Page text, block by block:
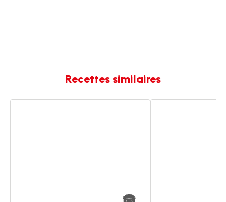
Recettes similaires